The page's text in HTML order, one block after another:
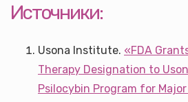
Источники:
Usona Institute. «FDA
Therapy Designation to
Psilocybin Program for